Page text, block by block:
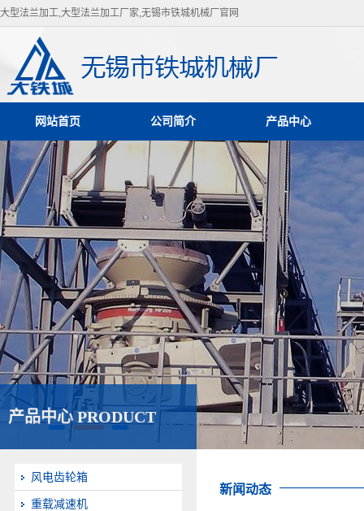
大型法兰加工,大型法兰加工厂家,无锡市铁城机械厂官网
网站首页 公司简介 产品中心
产品中心 PRODUCT
风电齿轮箱
重载减速机
新闻动态